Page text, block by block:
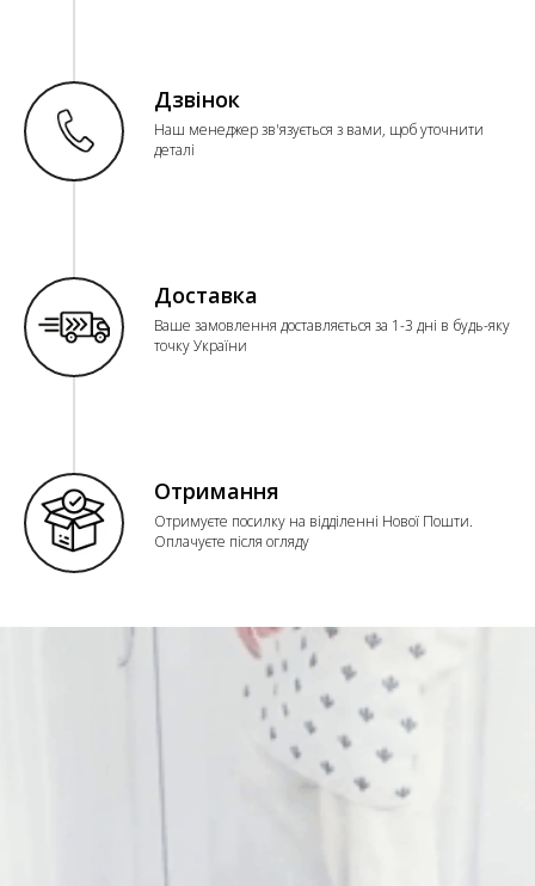
Дзвінок
Наш менеджер зв'язується з вами, щоб уточнити
деталі
Доставка
Ваше замовлення доставляється за 1-3 дні в будь-яку
точку України
Отримання
Отримуєте посилку на відділенні Нової Пошти.
Оплачуєте після огляду